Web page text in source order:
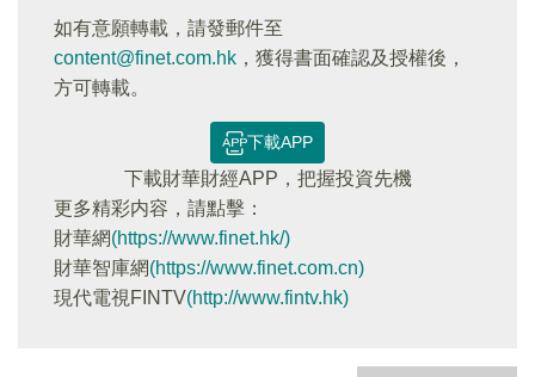
如有意願轉載，請發郵件至
content@finet.com.hk ，獲得書面確認及授權後，
方可轉載。
下載APP
下載財華財經APP，把握投資先機
更多精彩内容，請點擊：
財華網(https://www.finet.hk/)
財華智庫網(https://www.finet.com.cn)
現代電視FINTV(http://www.fintv.hk)